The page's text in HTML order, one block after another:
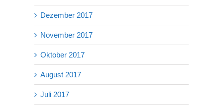
Dezember 2017
November 2017
Oktober 2017
August 2017
Juli 2017